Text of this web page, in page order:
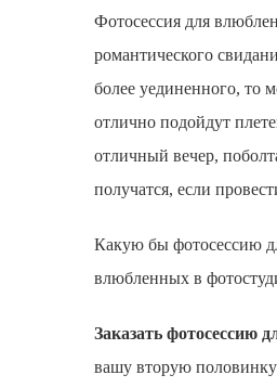
Фотосессия для
романтического
более уединенного, то
отлично подойдут
отличный вечер,
получатся, если
Какую бы фотосессию
влюбленных в
Заказать фотосессию
вашу вторую